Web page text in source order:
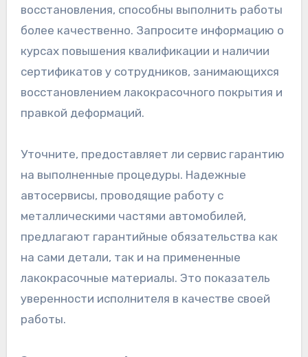
восстановления, способны выполнить работы
более качественно. Запросите информацию о
курсах повышения квалификации и наличии
сертификатов у сотрудников, занимающихся
восстановлением лакокрасочного покрытия и
правкой деформаций.
Уточните, предоставляет ли сервис гарантию
на выполненные процедуры. Надежные
автосервисы, проводящие работу с
металлическими частями автомобилей,
предлагают гарантийные обязательства как
на сами детали, так и на примененные
лакокрасочные материалы. Это показатель
уверенности исполнителя в качестве своей
работы.